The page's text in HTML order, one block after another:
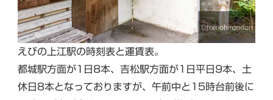
えびの上江駅の時刻表と運賃表。
都城駅方面が1日8本、吉松駅方面が1日平日9本、土
休日8本となっておりますが、午前中と15時台前後に